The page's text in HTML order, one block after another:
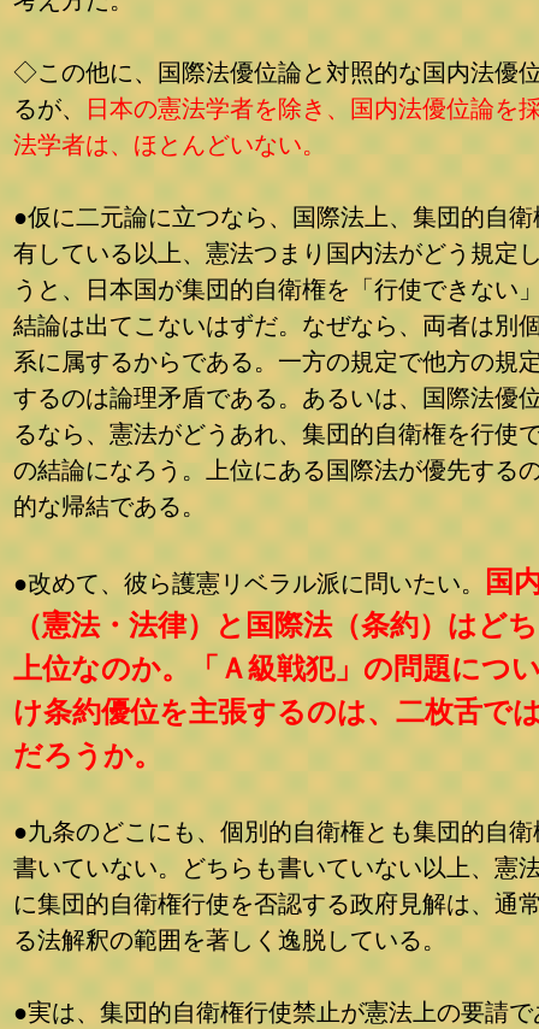
◇この他に、国際法優位論と対照的な国内法優
るが、
日本の憲法学者を除き、国内法優位論を
法学者は、ほとんどいない。
●仮に二元論に立つなら、国際法上、集団的自衛
有している以上、憲法つまり国内法がどう規定
うと、日本国が集団的自衛権を「行使できない
結論は出てこないはずだ。なぜなら、両者は別
系に属するからである。一方の規定で他方の規
するのは論理矛盾である。あるいは、国際法優
るなら、憲法がどうあれ、集団的自衛権を行使
の結論になろう。上位にある国際法が優先する
的な帰結である。
●改めて、彼ら護憲リベラル派に問いたい。
国
（憲法・法律）と国際法（条約）はど
上位なのか。「Ａ級戦犯」の問題につ
け条約優位を主張するのは、二枚舌で
だろうか。
●九条のどこにも、個別的自衛権とも集団的自衛
書いていない。どちらも書いていない以上、憲
に集団的自衛権行使を否認する政府見解は、通
る法解釈の範囲を著しく逸脱している。
●実は、集団的自衛権行使禁止が憲法上の要請で